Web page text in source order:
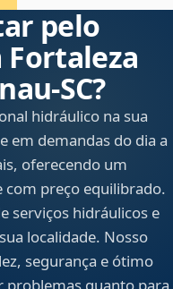
pelo
Fortaleza
hidráulico na sua
em demandas do dia a
oferecendo um
preço equilibrado.
serviços hidráulicos e
localidade. Nosso
segurança e ótimo